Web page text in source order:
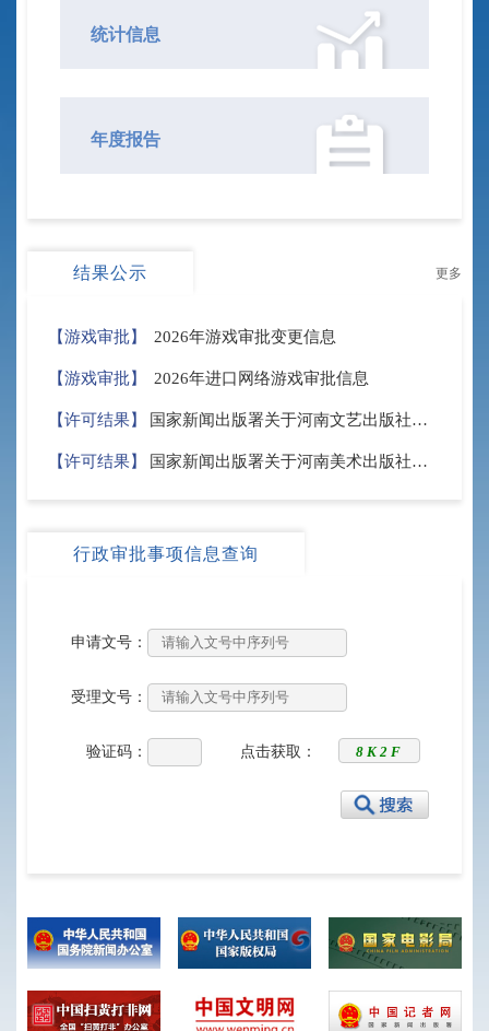
统计信息
年度报告
结果公示 更多
【游戏审批】 2026年游戏审批变更信息
【游戏审批】 2026年进口网络游戏审批信息
【许可结果】 国家新闻出版署关于河南文艺出版社有限公司从事电子出版物出版业务的批复
【许可结果】 国家新闻出版署关于河南美术出版社有限公司从事音像制品出版业务的批复
行政审批事项信息查询
申请文号：
受理文号：
验证码： 点击获取：